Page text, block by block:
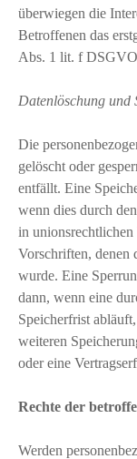
überwiegen die
Betroffenen das
Abs. 1 lit. f DSGVO
Datenlöschung und
Die
gelöscht oder
entfällt. Eine
wenn dies durch
in unionsrechtlichen
Vorschriften, denen
wurde. Eine
dann, wenn eine
Speicherfrist
weiteren
oder eine
Rechte der
Werden